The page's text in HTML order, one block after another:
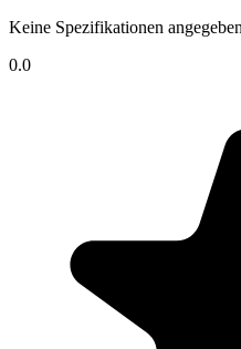
Keine Spezifikationen
0.0